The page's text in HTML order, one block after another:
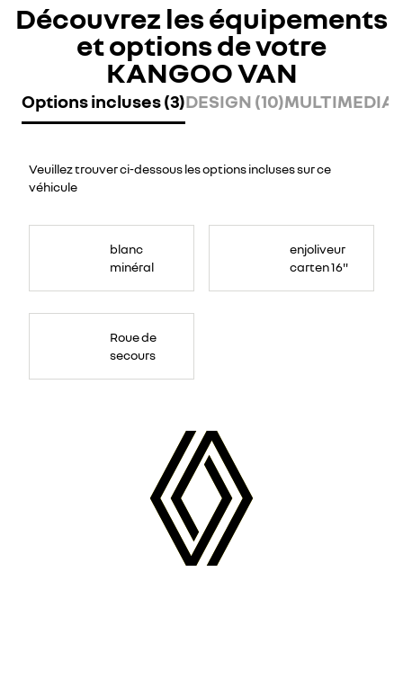
Découvrez les équipements
et options de votre
KANGOO VAN
Options incluses (3)DESIGN (10)MULTIMEDIA
Veuillez trouver ci-dessous les options incluses sur ce
véhicule
blanc
minéral
enjoliveur
carten 16"
Roue de
secours